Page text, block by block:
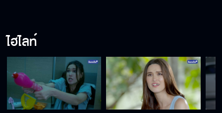
เลือกเอง
คุณจิคือฮีโร่ของฉันเลยค่ะ
ไฮไลท์